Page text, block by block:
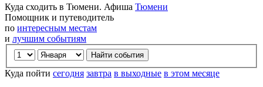
Куда сходить в Тюмени. Афиша Тюмени
Помощник и путеводитель
по интересным местам
и лучшим событиям
Куда пойти сегодня завтра в выходные в этом месяце